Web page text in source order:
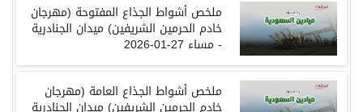
ملخص أشواط الجذاع المفتوحة (مهرجان
خادم الحرمين الشريفين) ميدان الجنادرية
- مساء
ملخص أشواط الجذاع العامة (مهرجان
خادم الحرمين الشريفين) ميدان الجنادرية